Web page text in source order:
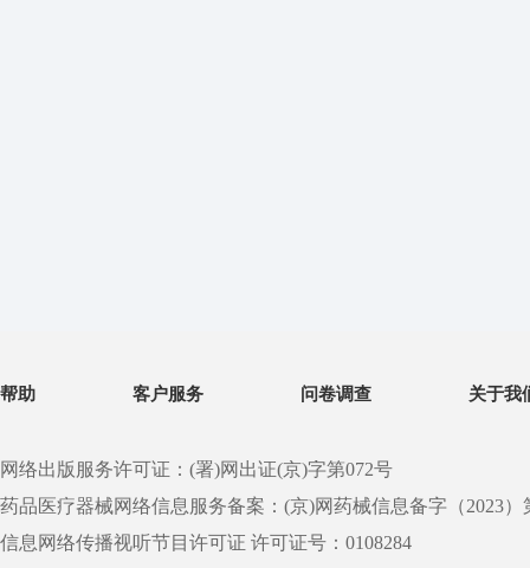
帮助 客户服务 问卷调查 关于我
网络出版服务许可证：(署)网出证(京)字第072号
药品医疗器械网络信息服务备案：(京)网药械信息备字（2023）
信息网络传播视听节目许可证 许可证号：0108284